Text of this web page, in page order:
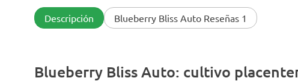
Siempre trato de tener algo de
crecimiento.
Descripción Blueberry Bliss Auto Reseñas 1
Blueberry Bliss Auto: cultivo